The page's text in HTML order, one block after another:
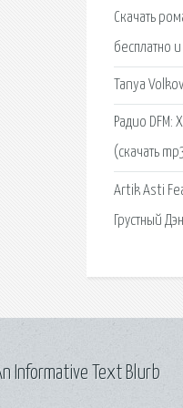
Скачать
бесплатно
Tanya
Радио DFM:
(скачать
Artik Asti
Грустный
Informative Text Blurb